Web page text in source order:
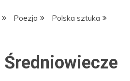
Poezja
Polska sztuka
Średniowiecze